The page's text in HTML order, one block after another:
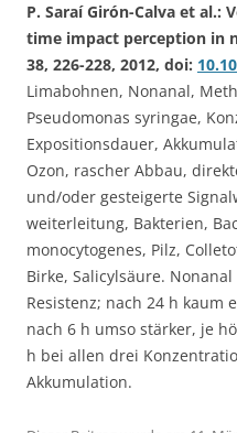
P. Saraí Girón-Calva et al.:
time impact perception in
38, 226-228, 2012, doi:
Limabohnen, Nonanal,
Pseudomonas syringae,
Expositionsdauer,
Ozon, rascher Abbau,
und/oder gesteigerte
weiterleitung, Bakterien,
monocytogenes, Pilz,
Birke, Salicylsäure.
Resistenz; nach 24 h kaum
nach 6 h umso stärker, je
h bei allen drei
Akkumulation.